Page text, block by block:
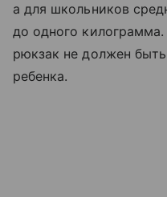
а для школьников
до одного
рюкзак не должен
ребенка.